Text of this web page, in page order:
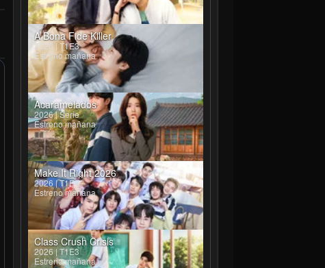
A Bona Fide Killer
2026 | T1E3
Estreno mañana
Acaramelados
2026 | Serie
Estreno mañana
Make It Right 2026
2026 | T1E4
Estreno mañana
Class Crush Crisis
2026 | T1E3
Estreno mañana